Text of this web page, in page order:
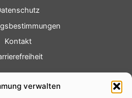
verwalten
Kontakt
Fotoservice